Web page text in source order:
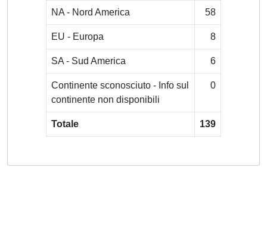
NA - Nord America 58
EU - Europa 8
SA - Sud America 6
Continente sconosciuto - Info sul
continente non disponibili
0
Totale 139